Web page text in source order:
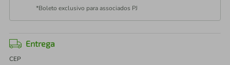
*Boleto exclusivo para associados PJ
Entrega
CEP